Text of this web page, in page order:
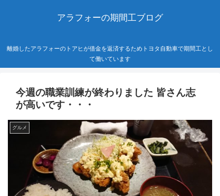
アラフォーの期間工ブログ
離婚したアラフォーのトアヒが借金を返済するためトヨタ自動車で期間工とし
て働いています
今週の職業訓練が終わりました 皆さん志
が高いです・・・
グルメ